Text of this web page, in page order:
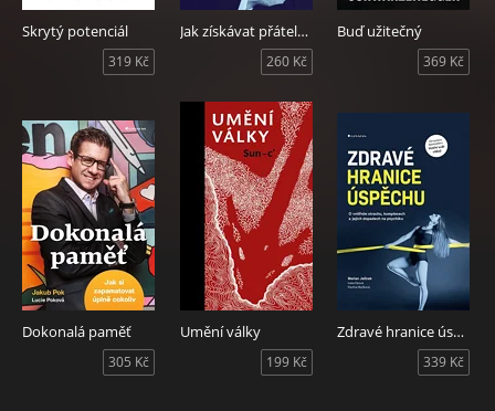
Skrytý potenciál
319 Kč
Jak získávat přátele a působit na lidi
260 Kč
Buď užitečný
369 Kč
Dokonalá paměť
305 Kč
Umění války
199 Kč
Zdravé hranice úspěchu
339 Kč